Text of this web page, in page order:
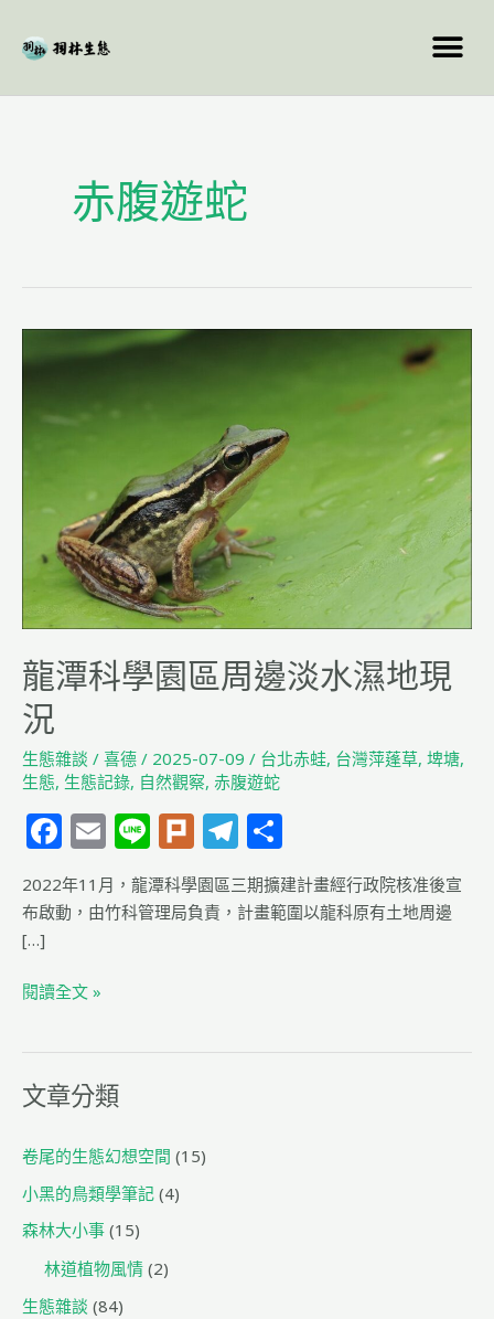
要
赤腹遊蛇
龍潭科學園區周邊淡水濕地現
況
生態雜談 / 喜德 / 2025-07-09 / 台北赤蛙, 台灣萍蓬草, 埤塘,
生態, 生態記錄, 自然觀察, 赤腹遊蛇
F
a
c
e
b
o
o
k
E
m
ai
l
Li
n
e
Pl
u
rk
T
el
e
g
享
2022年11月，龍潭科學園區三期擴建計畫經行政院核准後宣
布啟動，由竹科管理局負責，計畫範圍以龍科原有土地周邊
[…]
水
濕
現
況
閱讀全文 »
文章分類
卷尾的生態幻想空間 (15)
小黑的鳥類學筆記 (4)
森林大小事 (15)
林道植物風情 (2)
生態雜談 (84)